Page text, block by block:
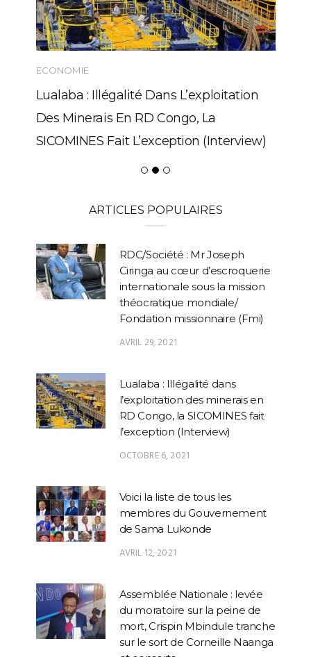
ECONOMIE
Lualaba : Illégalité Dans L’exploitation
Des Minerais En RD Congo, La
SICOMINES Fait L’exception (Interview)
ARTICLES POPULAIRES
RDC/Société : Mr Joseph
Ciringa au cœur d’escroquerie
internationale sous la mission
théocratique mondiale/
Fondation missionnaire (Fmi)
AVRIL 29, 2021
Lualaba : Illégalité dans
l’exploitation des minerais en
RD Congo, la SICOMINES fait
l’exception (Interview)
OCTOBRE 6, 2021
Voici la liste de tous les
membres du Gouvernement
de Sama Lukonde
AVRIL 12, 2021
Assemblée Nationale : levée
du moratoire sur la peine de
mort, Crispin Mbindule tranche
sur le sort de Corneille Naanga